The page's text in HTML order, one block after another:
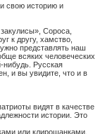
свою историю и
Сороса,
к другу, хамство,
представлять наш
всяких человеческих
нибудь. Русская
и вы увидите, что и в
видят в качестве
истории. Это
или клирошанками.